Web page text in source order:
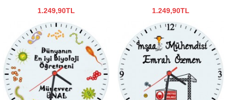
1.249,90TL
1.249,90TL